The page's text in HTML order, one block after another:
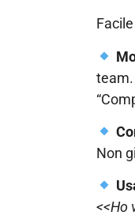
team.
Non
<<Ho